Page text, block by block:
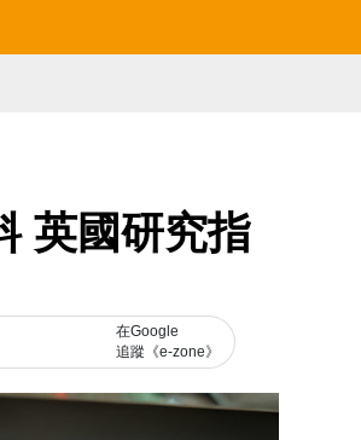
英國研究指
在Google
追蹤《e-zone》